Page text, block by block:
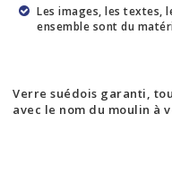
Les images, les textes,
ensemble sont du
Verre suédois garanti,
avec le nom du moulin à